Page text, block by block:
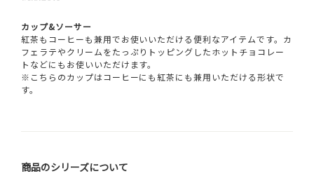
カップ&ソーサー
紅茶もコーヒーも兼用でお使いいただける便利なアイテムです。カ
フェラテやクリームをたっぷりトッピングしたホットチョコレー
トなどにもお使いいただけます。
※こちらのカップはコーヒーにも紅茶にも兼用いただける形状で
す。
商品のシリーズについて